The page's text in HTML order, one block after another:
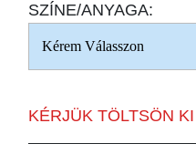
SZÍNE/ANYAGA:
KÉRJÜK TÖLTSÖN